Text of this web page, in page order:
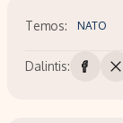
Temos: NATO
Dalintis: